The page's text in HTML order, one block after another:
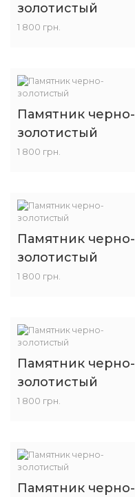
золотистый
1 800 грн.
Памятник черно-
золотистый
1 800 грн.
Памятник черно-
золотистый
1 800 грн.
Памятник черно-
золотистый
1 800 грн.
Памятник черно-